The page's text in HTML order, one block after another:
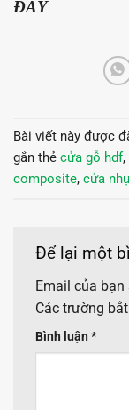
ĐÂY
Bài viết này được
gắn thẻ cửa gỗ hdf,
composite, cửa
Để lại một
Email của
Các trường
Bình luận *